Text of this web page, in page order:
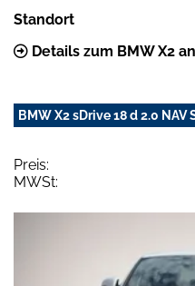
Standort
Details zum BMW X2
BMW X2 sDrive 18 d 2.0 NAV
Preis:
MWSt: